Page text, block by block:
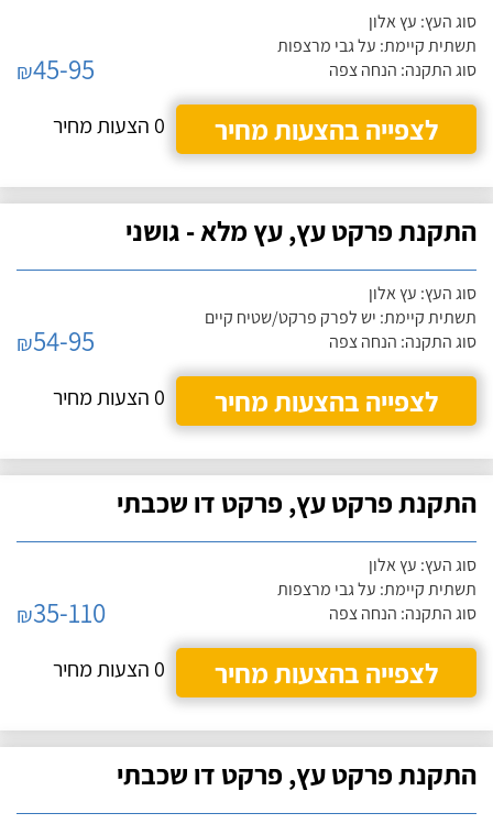
סוג העץ: עץ אלון
תשתית קיימת: על גבי מרצפות
סוג התקנה: הנחה צפה
₪45-95
לצפייה בהצעות מחיר
0 הצעות מחיר
התקנת פרקט עץ, עץ מלא - גושני
סוג העץ: עץ אלון
תשתית קיימת: יש לפרק פרקט/שטיח קיים
סוג התקנה: הנחה צפה
₪54-95
לצפייה בהצעות מחיר
0 הצעות מחיר
התקנת פרקט עץ, פרקט דו שכבתי
סוג העץ: עץ אלון
תשתית קיימת: על גבי מרצפות
סוג התקנה: הנחה צפה
₪35-110
לצפייה בהצעות מחיר
0 הצעות מחיר
התקנת פרקט עץ, פרקט דו שכבתי